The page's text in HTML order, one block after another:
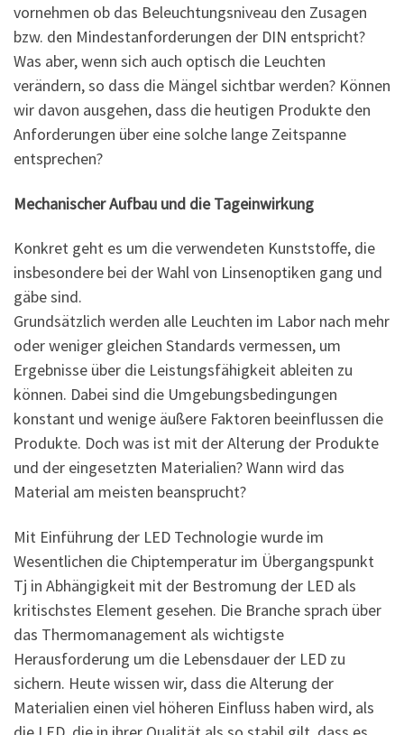
vornehmen ob das Beleuchtungsniveau den Zusagen
bzw. den Mindestanforderungen der DIN entspricht?
Was aber, wenn sich auch optisch die Leuchten
verändern, so dass die Mängel sichtbar werden? Können
wir davon ausgehen, dass die heutigen Produkte den
Anforderungen über eine solche lange Zeitspanne
entsprechen?
Mechanischer Aufbau und die Tageinwirkung
Konkret geht es um die verwendeten Kunststoffe, die
insbesondere bei der Wahl von Linsenoptiken gang und
gäbe sind.
Grundsätzlich werden alle Leuchten im Labor nach mehr
oder weniger gleichen Standards vermessen, um
Ergebnisse über die Leistungsfähigkeit ableiten zu
können. Dabei sind die Umgebungsbedingungen
konstant und wenige äußere Faktoren beeinflussen die
Produkte. Doch was ist mit der Alterung der Produkte
und der eingesetzten Materialien? Wann wird das
Material am meisten beansprucht?
Mit Einführung der LED Technologie wurde im
Wesentlichen die Chiptemperatur im Übergangspunkt
Tj in Abhängigkeit mit der Bestromung der LED als
kritischstes Element gesehen. Die Branche sprach über
das Thermomanagement als wichtigste
Herausforderung um die Lebensdauer der LED zu
sichern. Heute wissen wir, dass die Alterung der
Materialien einen viel höheren Einfluss haben wird, als